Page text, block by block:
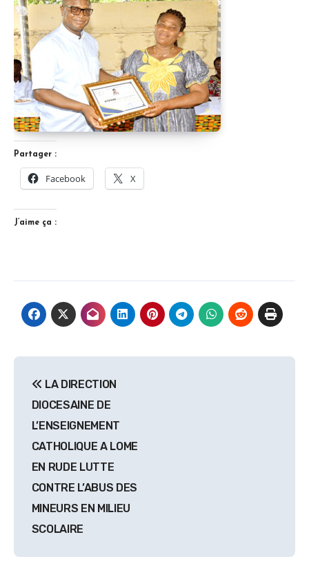
Partager :
Facebook X
J’aime ça :
de
l’article
LA DIRECTION
DIOCESAINE DE
L’ENSEIGNEMENT
CATHOLIQUE A LOME
EN RUDE LUTTE
CONTRE L’ABUS DES
MINEURS EN MILIEU
SCOLAIRE